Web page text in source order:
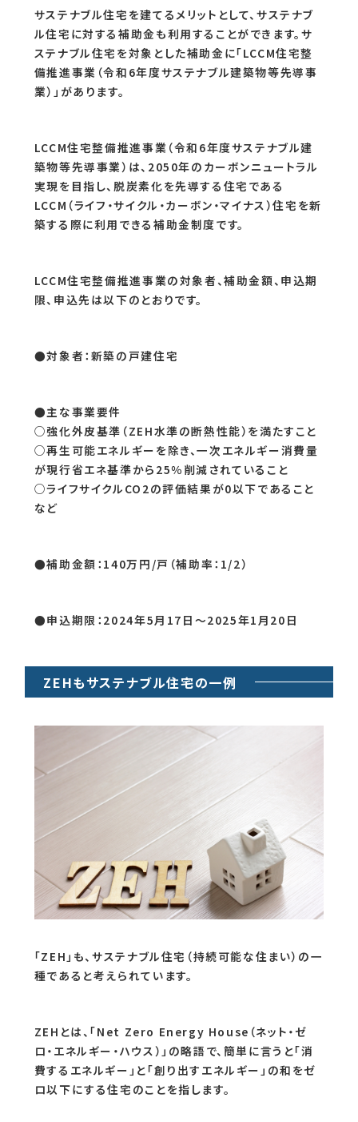
サステナブル住宅を建てるメリットとして、サステナブ
ル住宅に対する補助金も利用することができます。サ
ステナブル住宅を対象とした補助金に「LCCM住宅整
備推進事業（令和6年度サステナブル建築物等先導事
業）」があります。
LCCM住宅整備推進事業（令和6年度サステナブル建
築物等先導事業）は、2050年のカーボンニュートラル
実現を目指し、脱炭素化を先導する住宅である
LCCM（ライフ・サイクル・カーボン・マイナス）住宅を新
築する際に利用できる補助金制度です。
LCCM住宅整備推進事業の対象者、補助金額、申込期
限、申込先は以下のとおりです。
●対象者：新築の戸建住宅
●主な事業要件
○強化外皮基準（ZEH水準の断熱性能）を満たすこと
○再生可能エネルギーを除き、一次エネルギー消費量
が現行省エネ基準から25％削減されていること
○ライフサイクルCO2の評価結果が0以下であること
など
●補助金額：140万円/戸（補助率：1/2）
●申込期限：2024年5月17日～2025年1月20日
ZEHもサステナブル住宅の一例
「ZEH」も、サステナブル住宅（持続可能な住まい）の一
種であると考えられています。
ZEHとは、「Net Zero Energy House（ネット・ゼ
ロ・エネルギー・ハウス）」の略語で、簡単に言うと「消
費するエネルギー」と「創り出すエネルギー」の和をゼ
ロ以下にする住宅のことを指します。